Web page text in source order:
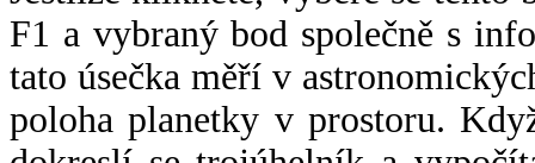
F1 a vybraný bod společně s
tato úsečka měří v
poloha planetky v prostoru.